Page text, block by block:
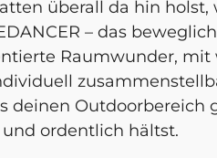
überall da hin holst,
– das
Raumwunder, mit
deinen Outdoorbereich
ordentlich hältst.